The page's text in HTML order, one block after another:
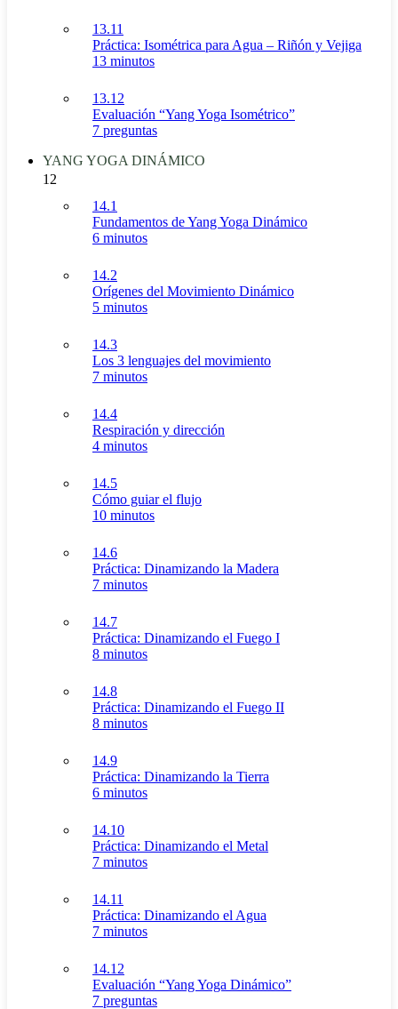
13.11
Práctica: Isométrica para Agua – Riñón y Vejiga
13 minutos
13.12
Evaluación “Yang Yoga Isométrico”
7 preguntas
YANG YOGA DINÁMICO
12
14.1
Fundamentos de Yang Yoga Dinámico
6 minutos
14.2
Orígenes del Movimiento Dinámico
5 minutos
14.3
Los 3 lenguajes del movimiento
7 minutos
14.4
Respiración y dirección
4 minutos
14.5
Cómo guiar el flujo
10 minutos
14.6
Práctica: Dinamizando la Madera
7 minutos
14.7
Práctica: Dinamizando el Fuego I
8 minutos
14.8
Práctica: Dinamizando el Fuego II
8 minutos
14.9
Práctica: Dinamizando la Tierra
6 minutos
14.10
Práctica: Dinamizando el Metal
7 minutos
14.11
Práctica: Dinamizando el Agua
7 minutos
14.12
Evaluación “Yang Yoga Dinámico”
7 preguntas